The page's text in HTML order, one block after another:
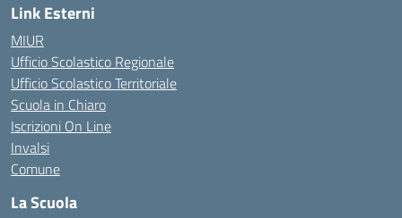
Link Esterni
MIUR
Ufficio Scolastico Regionale
Ufficio Scolastico Territoriale
Scuola in Chiaro
Iscrizioni On Line
Invalsi
Comune
La Scuola